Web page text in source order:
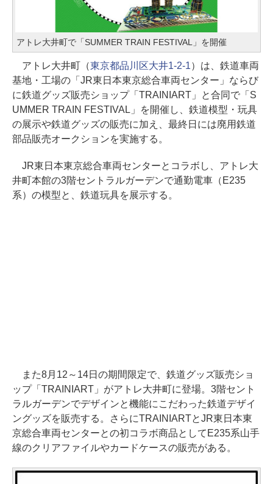
アトレ大井町で「SUMMER TRAIN FESTIVAL」を開催
アトレ大井町（東京都品川区大井1-2-1）は、鉄道車両
基地・工場の「JR東日本東京総合車両センター」ならび
に鉄道グッズ販売ショップ「TRAINIART」と合同で「S
UMMER TRAIN FESTIVAL」を開催し、鉄道模型・玩具
の展示や鉄道グッズの販売に加え、最終日には廃用鉄道
部品販売オークションを実施する。
JR東日本東京総合車両センターとコラボし、アトレ大
井町本館の3階セントラルガーデンで通勤電車（E235
系）の模型と、鉄道玩具を展示する。
また8月12～14日の期間限定で、鉄道グッズ販売ショ
ップ「TRAINIART」がアトレ大井町に登場。3階セント
ラルガーデンでデザインと機能にこだわった鉄道デザイ
ングッズを販売する。さらにTRAINIARTとJR東日本東
京総合車両センターとの初コラボ商品としてE235系山手
線のクリアファイルやカードケースの販売がある。